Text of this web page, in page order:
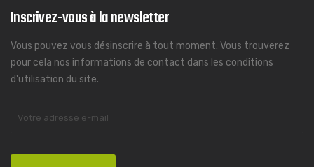
Inscrivez-vous à la newsletter
Vous pouvez vous désinscrire à tout moment. Vous trouverez
pour cela nos informations de contact dans les conditions
d'utilisation du site.